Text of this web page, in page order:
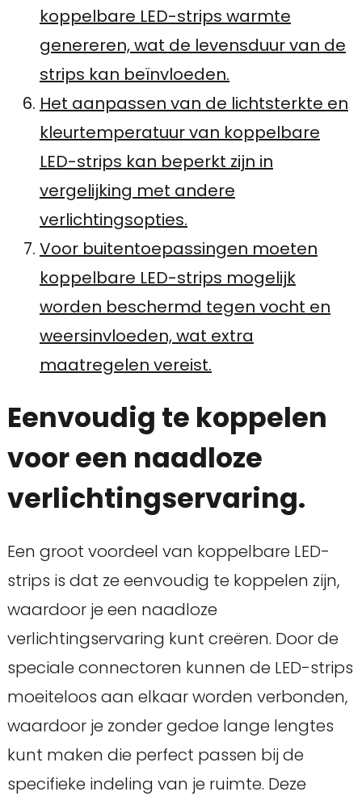
koppelbare LED-strips warmte
genereren, wat de levensduur van de
strips kan beïnvloeden.
Het aanpassen van de lichtsterkte en
kleurtemperatuur van koppelbare
LED-strips kan beperkt zijn in
vergelijking met andere
verlichtingsopties.
Voor buitentoepassingen moeten
koppelbare LED-strips mogelijk
worden beschermd tegen vocht en
weersinvloeden, wat extra
maatregelen vereist.
Eenvoudig te koppelen
voor een naadloze
verlichtingservaring.
Een groot voordeel van koppelbare LED-
strips is dat ze eenvoudig te koppelen zijn,
waardoor je een naadloze
verlichtingservaring kunt creëren. Door de
speciale connectoren kunnen de LED-strips
moeiteloos aan elkaar worden verbonden,
waardoor je zonder gedoe lange lengtes
kunt maken die perfect passen bij de
specifieke indeling van je ruimte. Deze